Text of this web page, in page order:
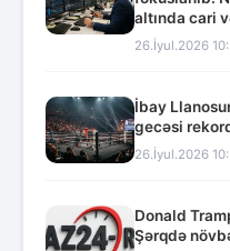
altında cari
26.İyul.2026
İbay
gecəsi
26.İyul.2026
Donald
Şərqdə